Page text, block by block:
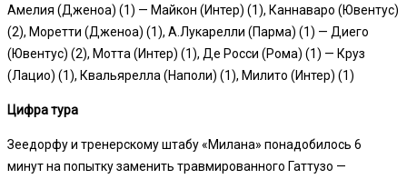
Амелия (Дженоа) (1) — Майкон (Интер) (1), Каннаваро (Ювентус)
(2), Моретти (Дженоа) (1), А.Лукарелли (Парма) (1) — Диего
(Ювентус) (2), Мотта (Интер) (1), Де Росси (Рома) (1) — Круз
(Лацио) (1), Квальярелла (Наполи) (1), Милито (Интер) (1)
Цифра тура
Зеедорфу и тренерскому штабу «Милана» понадобилось 6
минут на попытку заменить травмированного Гаттузо —